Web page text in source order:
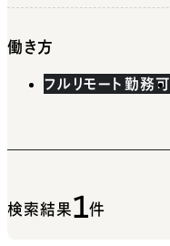
働き方
フルリモート勤務可
検索結果1件